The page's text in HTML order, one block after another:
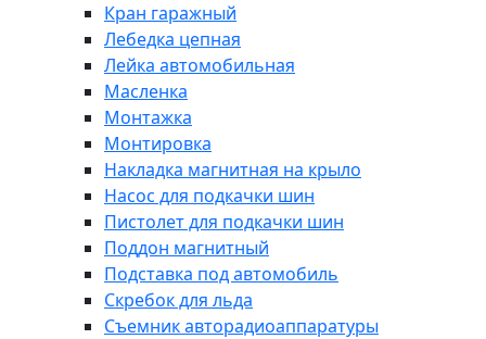
Кран гаражный
Лебедка цепная
Лейка автомобильная
Масленка
Монтажка
Монтировка
Накладка магнитная на крыло
Насос для подкачки шин
Пистолет для подкачки шин
Поддон магнитный
Подставка под автомобиль
Скребок для льда
Съемник авторадиоаппаратуры